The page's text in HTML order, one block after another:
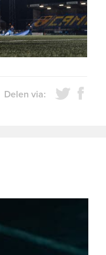
Delen via: